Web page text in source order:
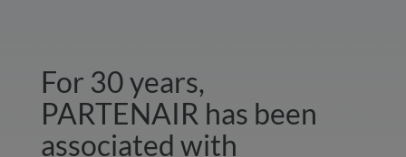
For 30 years,
PARTENAIR has been
associated with